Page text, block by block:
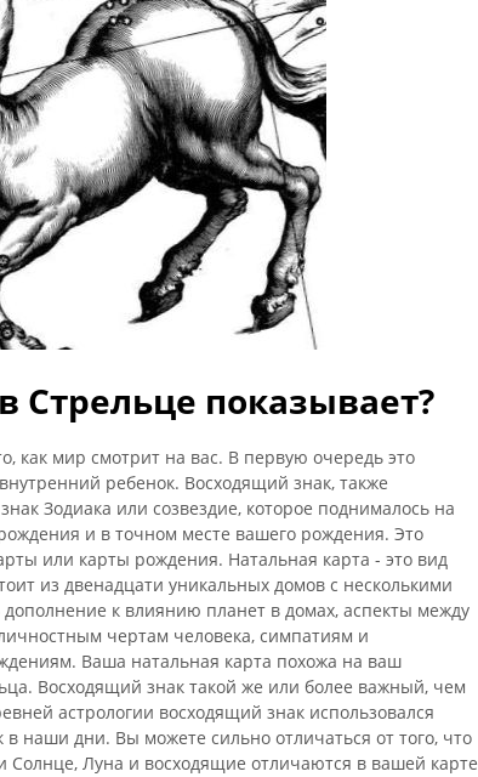
Стрельце показывает?
как мир смотрит на вас. В первую очередь это
ребенок. Восходящий знак, также
Зодиака или созвездие, которое поднималось на
и в точном месте вашего рождения. Это
или карты рождения. Натальная карта - это вид
из двенадцати уникальных домов с несколькими
к влиянию планет в домах, аспекты между
чертам человека, симпатиям и
Ваша натальная карта похожа на ваш
Восходящий знак такой же или более важный, чем
астрологии восходящий знак использовался
в наши дни. Вы можете сильно отличаться от того, что
Солнце, Луна и восходящие отличаются в вашей карте